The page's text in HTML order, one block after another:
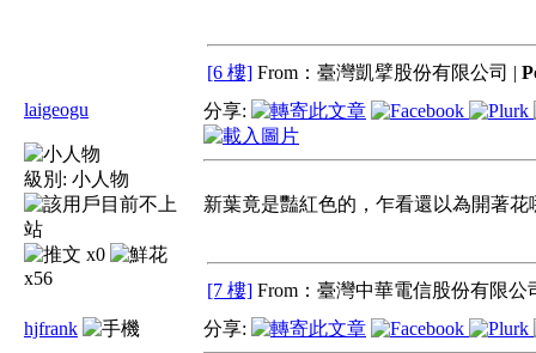
[6 樓] From：臺灣凱擘股份有限公司 |
laigeogu
級別: 小人物
x0
x56
分享:
新葉竟是豔紅色的，乍看還以為開著花
[7 樓] From：臺灣中華電信股份有限公
hjfrank
分享: